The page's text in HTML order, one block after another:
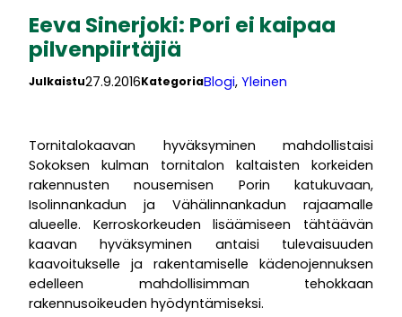
Eeva Sinerjoki: Pori ei kaipaa
pilvenpiirtäjiä
Julkaistu27.9.2016KategoriaBlogi, Yleinen
Tornitalokaavan hyväksyminen mahdollistaisi
Sokoksen kulman tornitalon kaltaisten korkeiden
rakennusten nousemisen Porin katukuvaan,
Isolinnankadun ja Vähälinnankadun rajaamalle
alueelle. Kerroskorkeuden lisäämiseen tähtäävän
kaavan hyväksyminen antaisi tulevaisuuden
kaavoitukselle ja rakentamiselle kädenojennuksen
edelleen mahdollisimman tehokkaan
rakennusoikeuden hyödyntämiseksi.